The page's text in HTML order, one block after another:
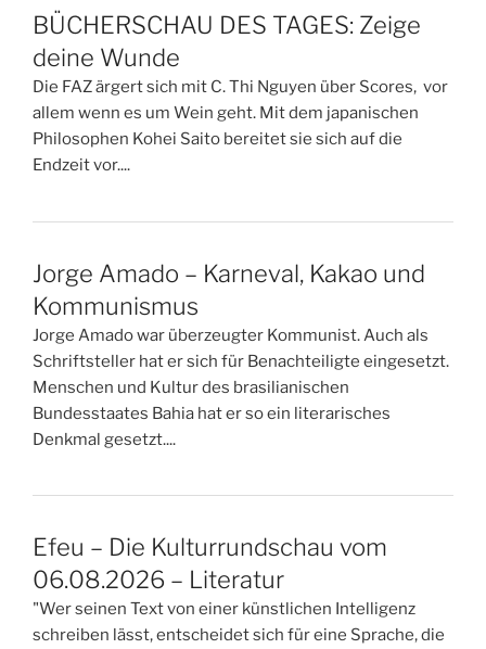
BÜCHERSCHAU DES TAGES: Zeige
deine Wunde
Die FAZ ärgert sich mit C. Thi Nguyen über Scores, vor
allem wenn es um Wein geht. Mit dem japanischen
Philosophen Kohei Saito bereitet sie sich auf die
Endzeit vor....
Jorge Amado – Karneval, Kakao und
Kommunismus
Jorge Amado war überzeugter Kommunist. Auch als
Schriftsteller hat er sich für Benachteiligte eingesetzt.
Menschen und Kultur des brasilianischen
Bundesstaates Bahia hat er so ein literarisches
Denkmal gesetzt....
Efeu – Die Kulturrundschau vom
06.08.2026 – Literatur
"Wer seinen Text von einer künstlichen Intelligenz
schreiben lässt, entscheidet sich für eine Sprache, die